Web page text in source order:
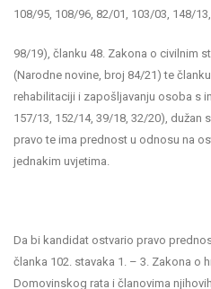
108/95, 108/96, 82/01, 103/03, 148/13,
98/19), članku 48. Zakona o civilnim
(Narodne novine, broj 84/21) te
rehabilitaciji i zapošljavanju osoba s
157/13, 152/14, 39/18, 32/20), dužan
pravo te ima prednost u odnosu na
jednakim uvjetima.
Da bi kandidat ostvario pravo
članka 102. stavaka 1. – 3. Zakona o
Domovinskog rata i članovima